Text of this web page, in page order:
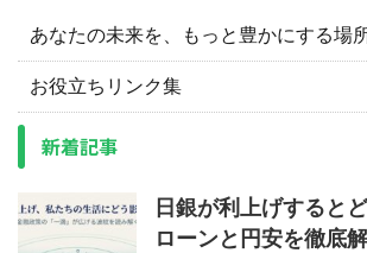
あなたの未来を、もっと豊かにする場所
お役立ちリンク集
新着記事
日銀が利上げすると
ローンと円安を徹底